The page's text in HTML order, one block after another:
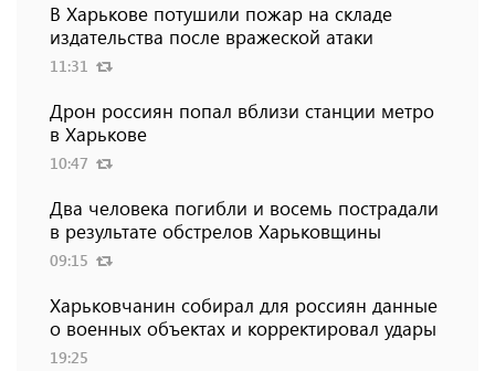
В Харькове потушили пожар на складе
издательства после вражеской атаки
11:31
Дрон россиян попал вблизи станции метро
в Харькове
10:47
Два человека погибли и восемь пострадали
в результате обстрелов Харьковщины
09:15
Харьковчанин собирал для россиян данные
о военных объектах и ​​корректировал удары
19:25